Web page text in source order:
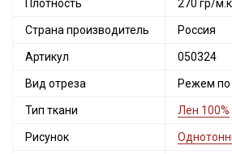
Плотность 270 гр/
Страна производитель Россия
Артикул 050324
Вид отреза Режем по
Тип ткани Лен 100%
Рисунок